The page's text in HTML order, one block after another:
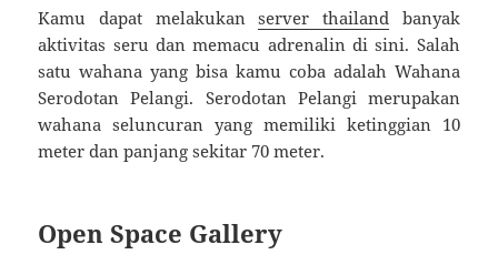
Kamu dapat melakukanserver thailand banyak
aktivitas seru dan memacu adrenalin di sini. Salah
satu wahana yang bisa kamu coba adalah Wahana
Serodotan Pelangi. Serodotan Pelangi merupakan
wahana seluncuran yang memiliki ketinggian 10
meter dan panjang sekitar 70 meter.
Open Space Gallery